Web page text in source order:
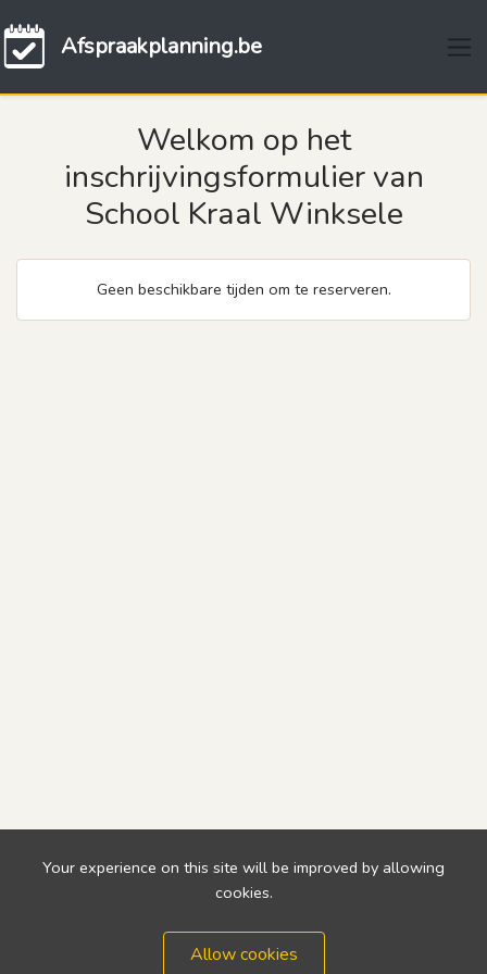
Afspraakplanning.be
Welkom op het
inschrijvingsformulier van
School Kraal Winksele
Geen beschikbare tijden om te reserveren.
Your experience on this site will be improved by allowing
cookies.
Allow cookies